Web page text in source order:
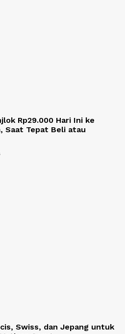
Rp29.000 Hari Ini ke
Saat Tepat Beli atau
Swiss, dan Jepang untuk